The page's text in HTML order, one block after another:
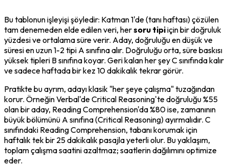
Bu tablonun işleyişi şöyledir: Katman 1'de (tanı haftası) çözülen
tam denemeden elde edilen veri, her soru tipi için bir doğruluk
yüzdesi ve ortalama süre verir. Aday, doğruluğu en düşük ve
süresi en uzun 1-2 tipi A sınıfına alır. Doğruluğu orta, süre baskısı
yüksek tipleri B sınıfına koyar. Geri kalan her şey C sınıfında kalır
ve sadece haftada bir kez 10 dakikalık tekrar görür.
Pratikte bu ayrım, adayı klasik "her şeye çalışma" tuzağından
korur. Örneğin Verbal'de Critical Reasoning'te doğruluğu %55
olan bir aday, Reading Comprehension'da %80 ise, zamanının
büyük bölümünü A sınıfına (Critical Reasoning) ayırmalıdır. C
sınıfındaki Reading Comprehension, tabanı korumak için
haftalık tek bir 25 dakikalık pasajla yeterli olur. Bu yaklaşım,
toplam çalışma saatini azaltmaz; saatlerin dağılımını optimize
eder.